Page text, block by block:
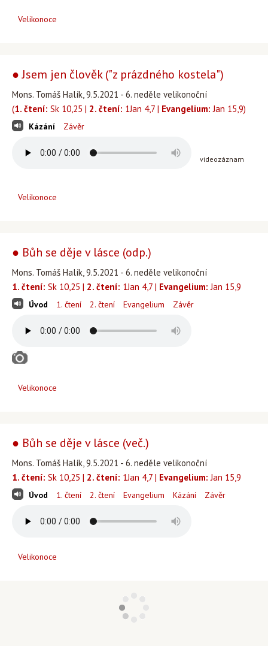
Velikonoce
● Jsem jen člověk ("z prázdného kostela")
Mons. Tomáš Halík, 9.5.2021 - 6. neděle velikonoční
(1. čtení: Sk 10,25 | 2. čtení: 1Jan 4,7 | Evangelium: Jan 15,9)
Kázání Závěr
videozáznam
Velikonoce
● Bůh se děje v lásce (odp.)
Mons. Tomáš Halík, 9.5.2021 - 6. neděle velikonoční
1. čtení: Sk 10,25 | 2. čtení: 1Jan 4,7 | Evangelium: Jan 15,9
Úvod 1. čtení 2. čtení Evangelium Závěr
Velikonoce
● Bůh se děje v lásce (več.)
Mons. Tomáš Halík, 9.5.2021 - 6. neděle velikonoční
1. čtení: Sk 10,25 | 2. čtení: 1Jan 4,7 | Evangelium: Jan 15,9
Úvod 1. čtení 2. čtení Evangelium Kázání Závěr
Velikonoce